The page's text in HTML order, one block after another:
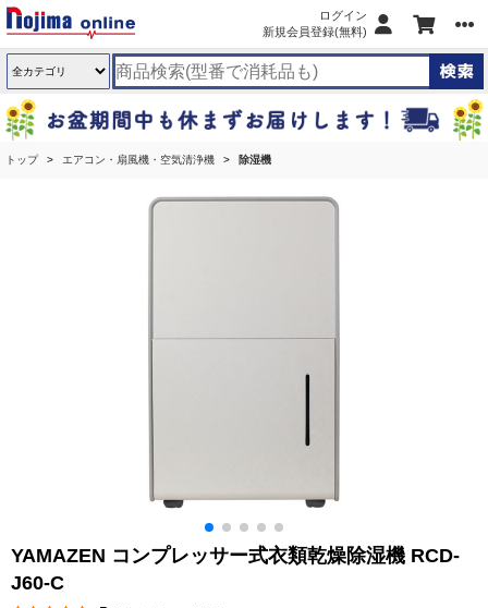
ログイン
新規会員登録(無料)
トップ エアコン・扇風機・空気清浄機 除湿機
YAMAZEN コンプレッサー式衣類乾燥除湿機 RCD-
J60-C